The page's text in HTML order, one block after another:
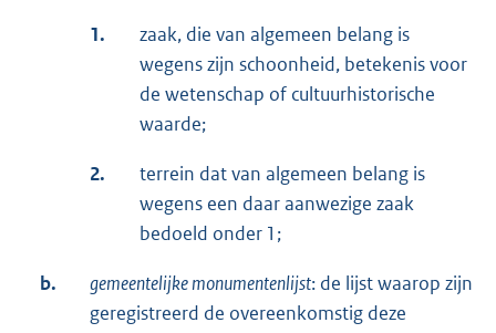
1.
zaak, die van algemeen belang is
wegens zijn schoonheid, betekenis voor
de wetenschap of cultuurhistorische
waarde;
2.
terrein dat van algemeen belang is
wegens een daar aanwezige zaak
bedoeld onder 1;
b. gemeentelijke monumentenlijst: de lijst waarop zijn
geregistreerd de overeenkomstig deze